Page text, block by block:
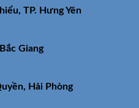
TP. Hưng Yên
Giang
Hải Phòng